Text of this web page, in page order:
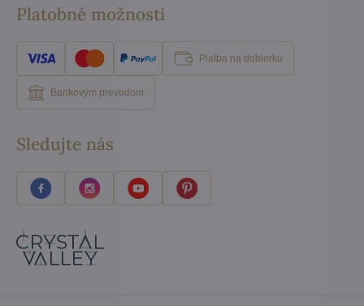
Platobné možnosti
Platba na dobierku
Bankovým prevodom
Sledujte nás